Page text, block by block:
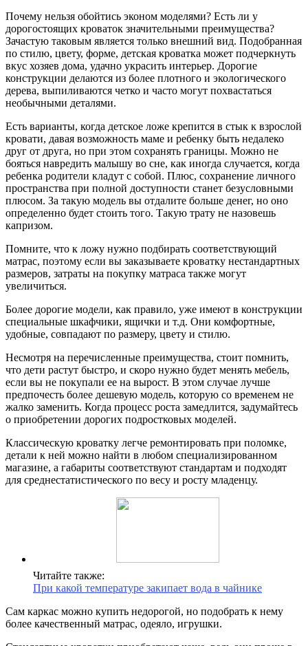
Почему нельзя обойтись эконом моделями? Есть ли у
дорогостоящих кроваток значительными преимущества?
Зачастую таковым является только внешний вид. Подобранная
по стилю, цвету, форме, детская кроватка может подчеркнуть
вкус хозяев дома, удачно украсить интерьер. Дорогие
конструкции делаются из более плотного и экологического
дерева, выпиливаются четко и часто могут похвастаться
необычными деталями.
Есть варианты, когда детское ложе крепится в стык к взрослой
кровати, давая возможность маме и ребенку быть недалеко
друг от друга, но при этом сохранять границы. Можно не
бояться навредить малышу во сне, как иногда случается, когда
ребенка родители кладут с собой. Плюс, сохранение личного
пространства при полной доступности станет безусловными
плюсом. За такую модель вы отдалите больше денег, но оно
определенно будет стоить того. Такую трату не назовешь
капризом.
Помните, что к ложу нужно подбирать соответствующий
матрас, поэтому если вы заказываете кроватку нестандартных
размеров, затраты на покупку матраса также могут
увеличиться.
Более дорогие модели, как правило, уже имеют в конструкции
специальные шкафчики, ящички и т.д. Они комфортные,
удобные, совпадают по размеру, цвету и стилю.
Несмотря на перечисленные преимущества, стоит помнить,
что дети растут быстро, и скоро нужно будет менять мебель,
если вы не покупали ее на вырост. В этом случае лучше
предпочесть более дешевую модель, которую со временем не
жалко заменить. Когда процесс роста замедлится, задумайтесь
о приобретении дорогих подростковых моделей.
Классическую кроватку легче ремонтировать при поломке,
детали к ней можно найти в любом специализированном
магазине, а габариты соответствуют стандартам и подходят
для среднестатистического по весу и росту младенцу.
Читайте также:
При какой температуре закипает вода в чайнике
Сам каркас можно купить недорогой, но подобрать к нему
более качественный матрас, одеяло, игрушки.